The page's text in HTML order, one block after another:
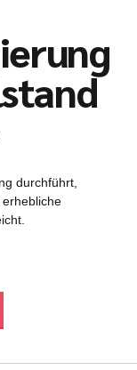
durchführt,